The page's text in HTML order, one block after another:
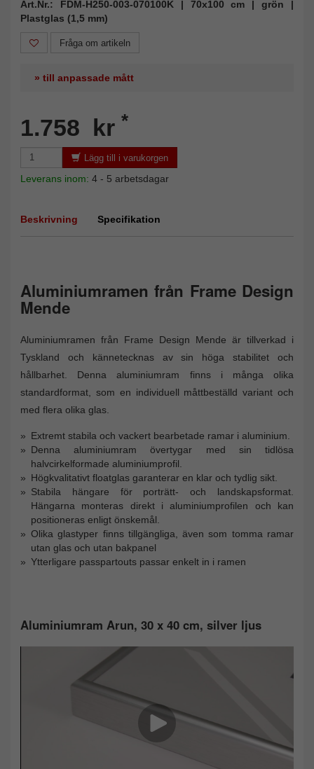
Art.Nr.: FDM-H250-003-070100K | 70x100 cm | grön |
Plastglas (1,5 mm)
Fråga om artikeln
» till anpassade mått
1.758 kr *
Lägg till i varukorgen
Leverans inom: 4 - 5 arbetsdagar
Beskrivning Specifikation
Aluminiumramen från Frame Design
Mende
Aluminiumramen från Frame Design Mende är tillverkad i
Tyskland och kännetecknas av sin höga stabilitet och
hållbarhet. Denna aluminiumram finns i många olika
standardformat, som en individuell måttbeställd variant och
med flera olika glas.
Extremt stabila och vackert bearbetade ramar i aluminium.
Denna aluminiumram övertygar med sin tidlösa
halvcirkelformade aluminiumprofil.
Högkvalitativt floatglas garanterar en klar och tydlig sikt.
Stabila hängare för porträtt- och landskapsformat.
Hängarna monteras direkt i aluminiumprofilen och kan
positioneras enligt önskemål.
Olika glastyper finns tillgängliga, även som tomma ramar
utan glas och utan bakpanel
Ytterligare passpartouts passar enkelt in i ramen
Aluminiumram Arun, 30 x 40 cm, silver ljus